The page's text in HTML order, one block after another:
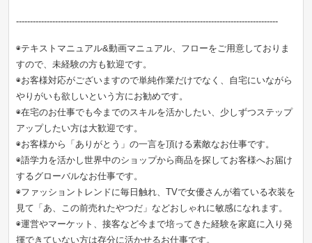
----------------------------------------------------------------------------------------------
◉テキストマニュアル&動画マニュアル、フローをご用意しておりま
すので、未経験の方も歓迎です。
◉お客様対応がございますので単純作業だけでなく、自宅にいながら
やりがいも欲しいという方にお勧めです。
◉在宅のお仕事でも今までのスキルを活かしたい、少しずつステップ
アップしたい方は大歓迎です。
◉お客様から「ありがとう」の一言を頂ける素敵なお仕事です。
◉語学力を活かし世界中のショップから商品を探してお客様へお届け
するグローバルなお仕事です。
◉ファッショントレンドに毎日触れ、TVで女優さんが着ている衣装を
見て「あ、この前売れたやつだ」などおしゃれに敏感になれます。
◉運営やマーケット、接客など今まで培ってきた経験を家庭に入り発
揮できていない方は存分に活かせるお仕事です。